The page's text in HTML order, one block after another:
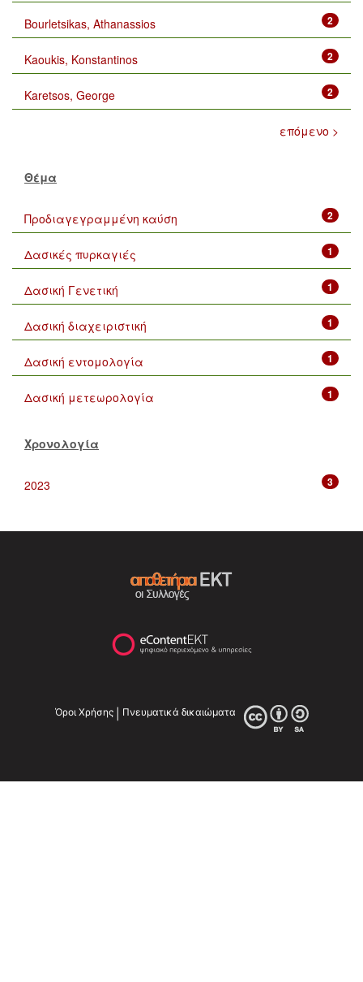
2
Bourletsikas, Athanassios
2
Kaoukis, Konstantinos
2
Karetsos, George
επόμενο >
Θέμα
2
Προδιαγεγραμμένη καύση
1
Δασικές πυρκαγιές
1
Δασική Γενετική
1
Δασική διαχειριστική
1
Δασική εντομολογία
1
Δασική μετεωρολογία
Χρονολογία
3
2023